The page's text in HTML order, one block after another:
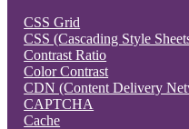
CSS Grid
CSS (Cascading Style
Contrast Ratio
Color Contrast
CDN (Content Delivery
CAPTCHA
Cache